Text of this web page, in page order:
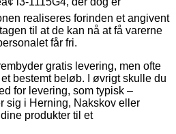
realiseres forinden et angivent
til at de kan nå at få varerne
får fri.
gratis levering, men ofte
bestemt beløb. I øvrigt skulle du
for levering, som typisk –
sig i Herning, Nakskov eller
produkter til et